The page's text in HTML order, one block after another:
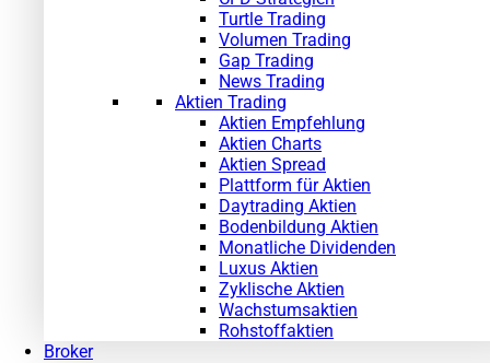
Turtle Trading
Volumen Trading
Gap Trading
News Trading
Aktien Trading
Aktien Empfehlung
Aktien Charts
Aktien Spread
Plattform für Aktien
Daytrading Aktien
Bodenbildung Aktien
Monatliche Dividenden
Luxus Aktien
Zyklische Aktien
Wachstumsaktien
Rohstoffaktien
Broker